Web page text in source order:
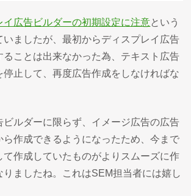
イ広告ビルダーの初期設定に注意という
いましたが、最初からディスプレイ広告
ることは出来なかった為、テキスト広告
停止して、再度広告作成をしなければな
ビルダーに限らず、イメージ広告の広告
ら作成できるようになったため、今まで
て作成していたものがよりスムーズに作
りましたね。これはSEM担当者には嬉し